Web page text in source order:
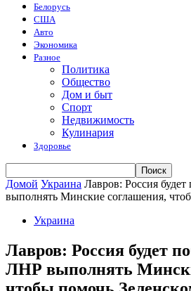
Белорусь
США
Авто
Экономика
Разное
Политика
Общество
Дом и быт
Спорт
Недвижимость
Кулинария
Здоровье
Домой Украина Лавров: Россия
выполнять Минские соглашения,
Украина
Лавров: Россия будет
ЛНР выполнять